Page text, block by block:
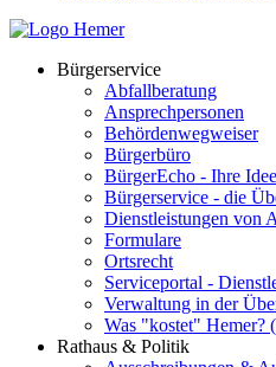
Bürgerservice
Abfallberatung
Ansprechpersonen
Behördenwegweiser
Bürgerbüro
BürgerEcho - Ihre
Bürgerservice - die
Dienstleistungen von
Formulare
Ortsrecht
Serviceportal -
Verwaltung in der
Was "kostet" Hemer?
Rathaus & Politik